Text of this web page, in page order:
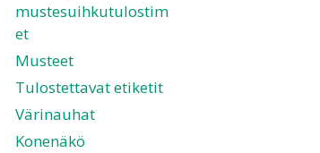
mustesuihkutulostim
et
Musteet
Tulostettavat etiketit
Värinauhat
Konenäkö